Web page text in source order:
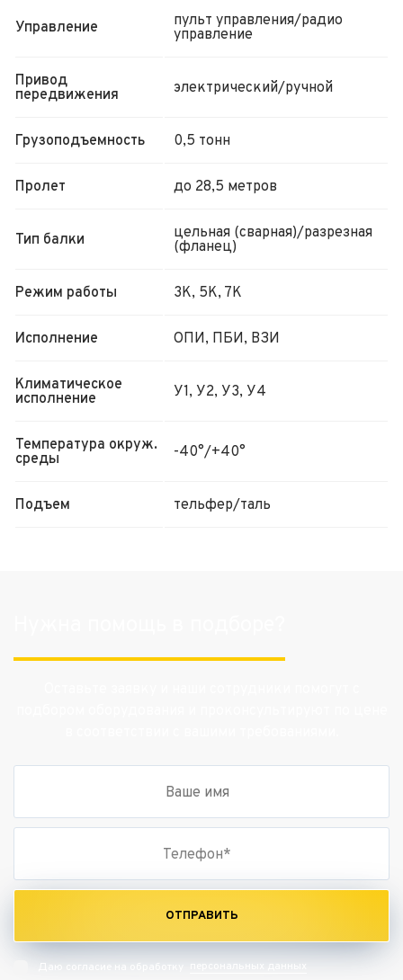
Управление
пульт управления/радио
управление
Привод
передвижения
электрический/ручной
Грузоподъемность 0,5 тонн
Пролет до 28,5 метров
Тип балки
цельная (сварная)/разрезная
(фланец)
Режим работы 3К, 5К, 7К
Исполнение ОПИ, ПБИ, ВЗИ
Климатическое
исполнение
У1, У2, У3, У4
Температура окруж.
среды
-40°/+40°
Подъем тельфер/таль
ОТПРАВИТЬ
Даю согласие на обработку персональных данных